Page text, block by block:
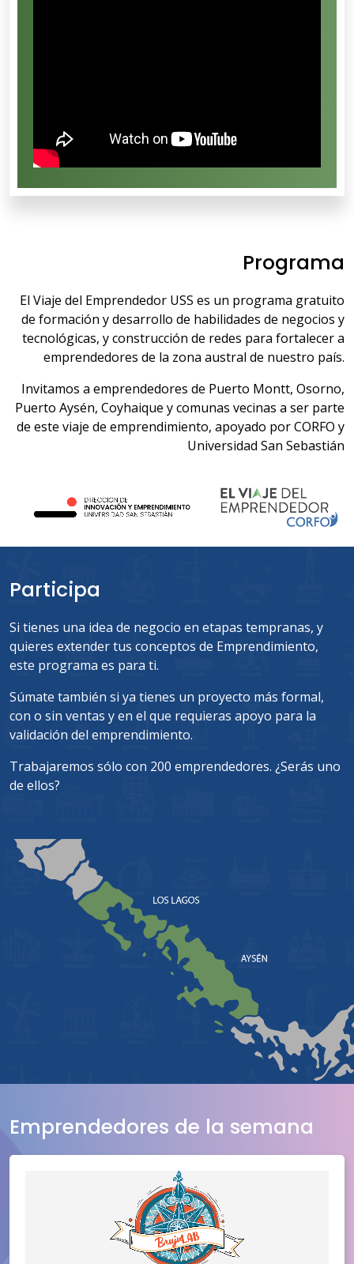
Programa​
El Viaje del Emprendedor USS es un programa gratuito
de formación y desarrollo de habilidades de negocios y
tecnológicas, y construcción de redes para fortalecer a
emprendedores de la zona austral de nuestro país.
Invitamos a emprendedores de Puerto Montt, Osorno,
Puerto Aysén, Coyhaique y comunas vecinas a ser parte
de este viaje de emprendimiento, apoyado por CORFO y
Universidad San Sebastián
Participa
Si tienes una idea de negocio en etapas tempranas, y
quieres extender tus conceptos de Emprendimiento,
este programa es para ti.
Súmate también si ya tienes un proyecto más formal,
con o sin ventas y en el que requieras apoyo para la
validación del emprendimiento.
Trabajaremos sólo con 200 emprendedores. ¿Serás uno
de ellos?
Emprendedores de la semana